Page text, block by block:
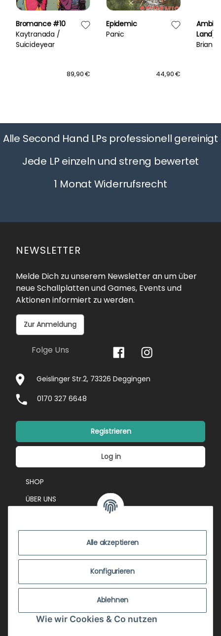
Alle akzeptieren
Konfigurieren
Ablehnen
Wie wir Cookies & Co nutzen
Bromance #10
Kaytranada /
Suicideyear
89,90 €
Epidemic
Panic
44,90 €
Land)
Brian
Alle Second Hand LPs professionell gereinigt
Jede LP einzeln und streng bewertet
1 Monat Widerrufsrecht
NEWSLETTER
Melde Dich zu unserem Newsletter an um über
neue Schallplatten und Games, Events und
Aktionen informiert zu werden.
Zur Anmeldung
Folge Uns
Geislinger Str.2, 73326 Deggingen
0170 327 6648
Registrieren
Log in
SHOP
ÜBER UNS
ZUSTANDSBEWERTUNG
ZAHLUNGSMÖGLICHKEITEN
AGB